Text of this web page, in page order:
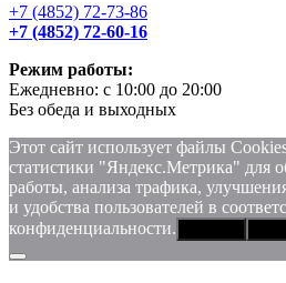
+7 (4852) 72-73-86
+7 (4852) 72-60-16
Режим работы:
Ежедневно: с 10:00 до 20:00
Без обеда и выходных
Этот сайт использует файлы
статистики "Яндекс.Метрика" для
работы, анализа трафика,
и удобства пользователей в
конфиденциальности.